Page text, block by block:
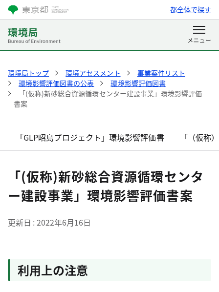
都全体で探す
環境局トップ 環境アセスメント
事業案件リスト
環境影響評価図書の公表
環境影響評価図書
「(仮称)新砂総合資源循環センター建設事業」環境影響評価
書案
「GLP昭島プロジェクト」環境影響評価書 「（仮称
「(仮称)新砂総合資源循環センタ
ー建設事業」環境影響評価書案
更新日 2022年6月16日
利用上の注意